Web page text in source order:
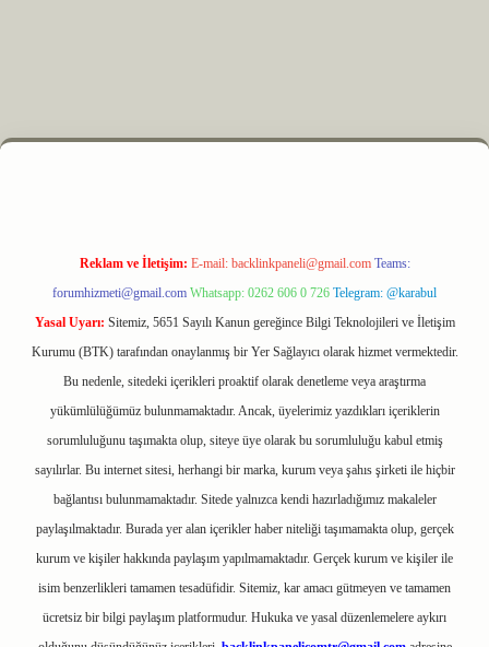
m elexbet
Reklam ve İletişim: E-mail: backlinkpaneli@gmail.com Teams:
forumhizmeti@gmail.com Whatsapp: 0262 606 0 726 Telegram: @karabul
Yasal Uyarı: Sitemiz, 5651 Sayılı Kanun gereğince Bilgi Teknolojileri ve İletişim
Kurumu (BTK) tarafından onaylanmış bir Yer Sağlayıcı olarak hizmet vermektedir.
Bu nedenle, sitedeki içerikleri proaktif olarak denetleme veya araştırma
yükümlülüğümüz bulunmamaktadır. Ancak, üyelerimiz yazdıkları içeriklerin
sorumluluğunu taşımakta olup, siteye üye olarak bu sorumluluğu kabul etmiş
sayılırlar. Bu internet sitesi, herhangi bir marka, kurum veya şahıs şirketi ile hiçbir
bağlantısı bulunmamaktadır. Sitede yalnızca kendi hazırladığımız makaleler
paylaşılmaktadır. Burada yer alan içerikler haber niteliği taşımamakta olup, gerçek
kurum ve kişiler hakkında paylaşım yapılmamaktadır. Gerçek kurum ve kişiler ile
isim benzerlikleri tamamen tesadüfidir. Sitemiz, kar amacı gütmeyen ve tamamen
ücretsiz bir bilgi paylaşım platformudur. Hukuka ve yasal düzenlemelere aykırı